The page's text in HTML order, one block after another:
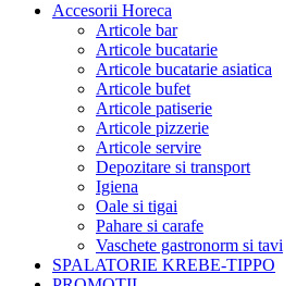
Accesorii Horeca
Articole bar
Articole bucatarie
Articole bucatarie asiatica
Articole bufet
Articole patiserie
Articole pizzerie
Articole servire
Depozitare si transport
Igiena
Oale si tigai
Pahare si carafe
Vaschete gastronorm si tavi
SPALATORIE KREBE-TIPPO